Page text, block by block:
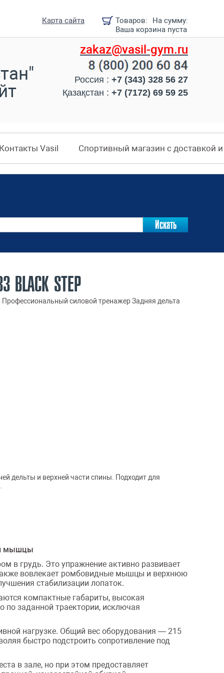
Товаров:
На сумму:
Ваша корзина пуста
Карта сайта
zakaz@vasil-gym.ru
Россия : +7 (343) 328 56 27
Қазақстан : +7 (7172) 69 59 25
Контакты Vasil Спортивный магазин с доставкой
STEP
Профессиональный силовой тренажер Задняя дельта
дельты и верхней части спины. Подходит для
мышцы
в грудь. Это упражнение активно развивает
вовлекает ромбовидные мышцы и верхнюю
стабилизации лопаток.
компактные габариты, высокая
по заданной траектории, исключая
нагрузке. Общий вес оборудования — 215
быстро подстроить сопротивление под
в зале, но при этом предоставляет